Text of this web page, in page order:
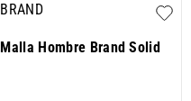
BRAND
Malla Hombre Brand Solid